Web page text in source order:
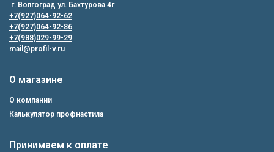
г. Волгоград ул. Бахтурова 4г
+7(927)064-92-62
+7(927)064-92-86
+7(988)029-99-29
mail@profil-v.ru
О магазине
О компании
Калькулятор профнастила
Принимаем к оплате